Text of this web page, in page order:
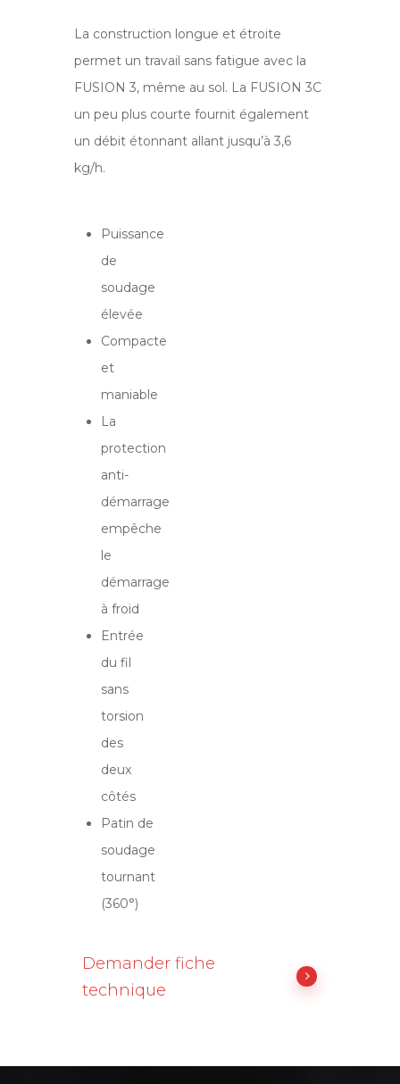
La construction longue et étroite
permet un travail sans fatigue avec la
FUSION 3, même au sol. La FUSION 3C
un peu plus courte fournit également
un débit étonnant allant jusqu’à 3,6
kg/h.
Puissance
de
soudage
élevée
Compacte
et
maniable
La
protection
anti-
démarrage
empêche
le
démarrage
à froid
Entrée
du fil
sans
torsion
des
deux
côtés
Patin de
soudage
tournant
(360°)
Demander fiche
technique